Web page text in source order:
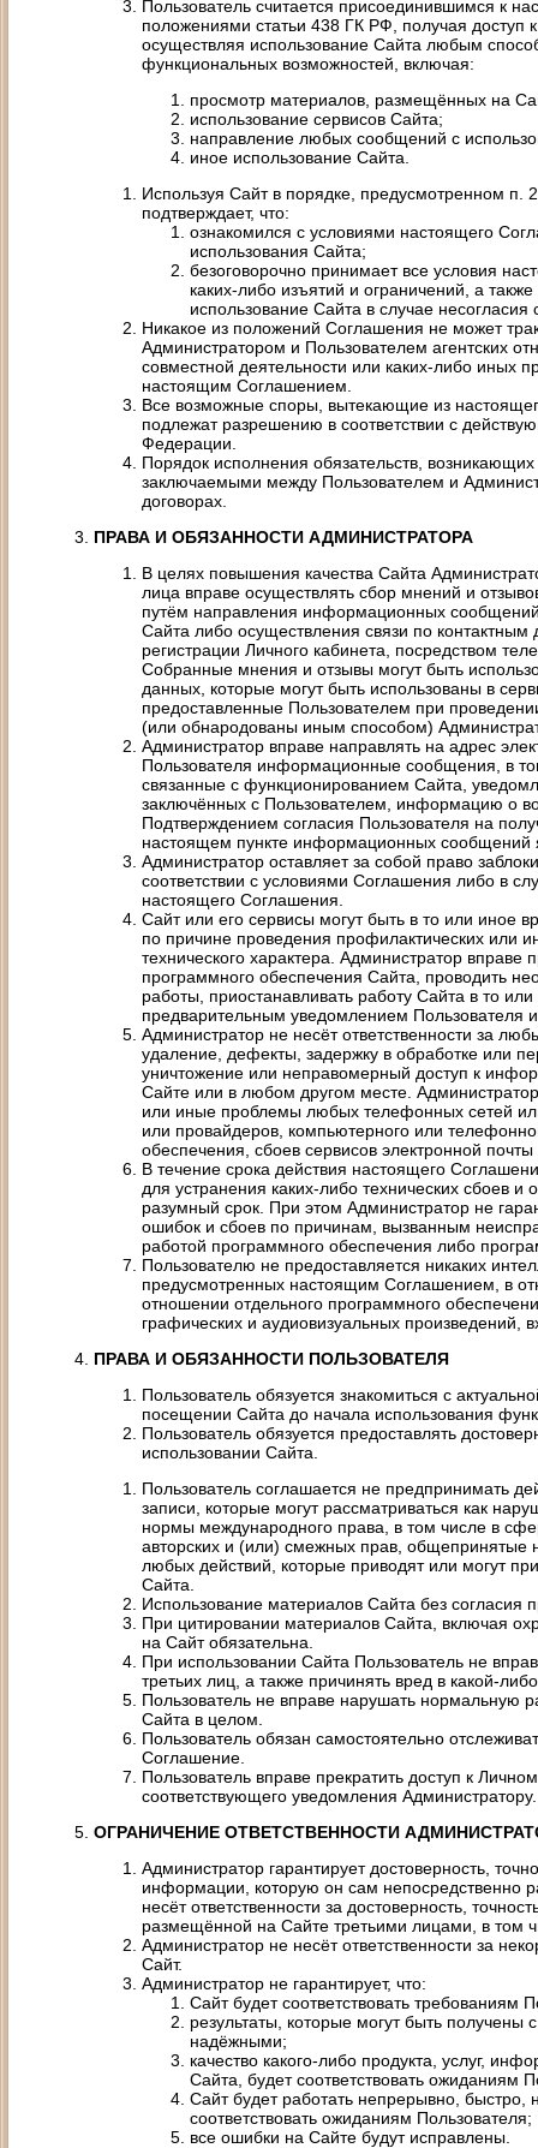
Пользователь считается присоединившимся к
положениями статьи 438 ГК РФ, получая доступ
осуществляя использование Сайта любым
функциональных возможностей, включая:
просмотр материалов, размещённых на
использование сервисов Сайта;
направление любых сообщений с
иное использование Сайта.
Используя Сайт в порядке, предусмотренном п.
подтверждает, что:
ознакомился с условиями настоящего
использования Сайта;
безоговорочно принимает все условия
каких-либо изъятий и ограничений, а
использование Сайта в случае
Никакое из положений Соглашения не может
Администратором и Пользователем агентских
совместной деятельности или каких-либо иных
настоящим Соглашением.
Все возможные споры, вытекающие из
подлежат разрешению в соответствии с
Федерации.
Порядок исполнения обязательств,
заключаемыми между Пользователем и
договорах.
ПРАВА И ОБЯЗАННОСТИ АДМИНИСТРАТОРА
В целях повышения качества Сайта
лица вправе осуществлять сбор мнений и
путём направления информационных
Сайта либо осуществления связи по
регистрации Личного кабинета, посредством
Собранные мнения и отзывы могут быть
данных, которые могут быть использованы в
предоставленные Пользователем при
(или обнародованы иным способом)
Администратор вправе направлять на адрес
Пользователя информационные сообщения, в
связанные с функционированием Сайта,
заключённых с Пользователем, информацию о
Подтверждением согласия Пользователя на
настоящем пункте информационных сообщений
Администратор оставляет за собой право
соответствии с условиями Соглашения либо в
настоящего Соглашения.
Сайт или его сервисы могут быть в то или иное
по причине проведения профилактических или
технического характера. Администратор
программного обеспечения Сайта, проводить
работы, приостанавливать работу Сайта в то
предварительным уведомлением Пользователя
Администратор не несёт ответственности за
удаление, дефекты, задержку в обработке или
уничтожение или неправомерный доступ к
Сайте или в любом другом месте.
или иные проблемы любых телефонных сетей
или провайдеров, компьютерного или
обеспечения, сбоев сервисов электронной
В течение срока действия настоящего
для устранения каких-либо технических сбоев и
разумный срок. При этом Администратор не
ошибок и сбоев по причинам, вызванным
работой программного обеспечения либо
Пользователю не предоставляется никаких
предусмотренных настоящим Соглашением, в
отношении отдельного программного
графических и аудиовизуальных произведений,
ПРАВА И ОБЯЗАННОСТИ ПОЛЬЗОВАТЕЛЯ
Пользователь обязуется знакомиться с
посещении Сайта до начала использования
Пользователь обязуется предоставлять
использовании Сайта.
Пользователь соглашается не предпринимать
записи, которые могут рассматриваться как
нормы международного права, в том числе в
авторских и (или) смежных прав, общепринятые
любых действий, которые приводят или могут
Сайта.
Использование материалов Сайта без согласия
При цитировании материалов Сайта, включая
на Сайт обязательна.
При использовании Сайта Пользователь не
третьих лиц, а также причинять вред в какой-
Пользователь не вправе нарушать нормальную
Сайта в целом.
Пользователь обязан самостоятельно
Соглашение.
Пользователь вправе прекратить доступ к
соответствующего уведомления Администратору.
ОГРАНИЧЕНИЕ ОТВЕТСТВЕННОСТИ
Администратор гарантирует достоверность,
информации, которую он сам непосредственно
несёт ответственности за достоверность,
размещённой на Сайте третьими лицами, в том
Администратор не несёт ответственности за
Сайт.
Администратор не гарантирует, что:
Сайт будет соответствовать требованиям
результаты, которые могут быть
надёжными;
качество какого-либо продукта, услуг,
Сайта, будет соответствовать ожиданиям
Сайт будет работать непрерывно, быстро,
соответствовать ожиданиям Пользователя;
все ошибки на Сайте будут исправлены.